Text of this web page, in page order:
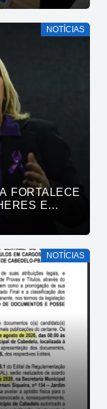
NOTÍCIAS
FORTALECE
E
VIDAS
NOTÍCIAS